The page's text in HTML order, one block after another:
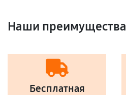
Наши преимущества
Бесплатная